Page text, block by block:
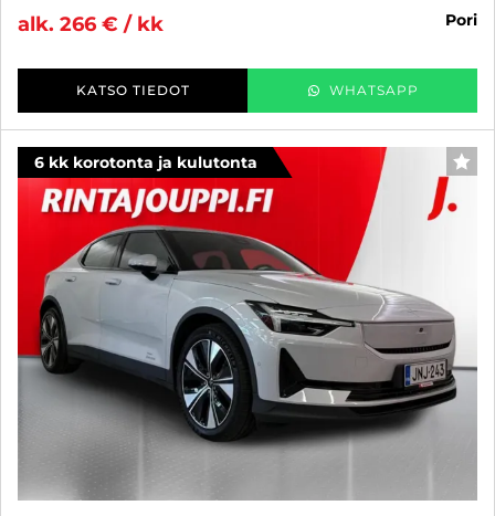
alk. 266 € / kk
pori
KATSO TIEDOT WHATSAPP
6 kk korotonta ja kulutonta